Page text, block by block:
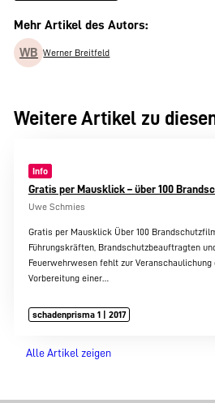
Mehr Artikel des Autors:
WB Werner Breitfeld
Weitere Artikel zu
Info
Gratis per Mausklick – über 100
Uwe Schmies
Gratis per Mausklick Über 100
Führungskräften, Brandschutzbeauftragten
Feuerwehrwesen fehlt zur Veranschaulichung
Vorbereitung einer…
schadenprisma 1 | 2017
Alle Artikel zeigen